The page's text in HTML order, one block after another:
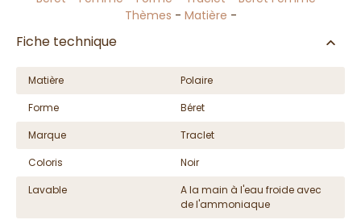
Thèmes - Matière -
Fiche technique
Matière
Polaire
Forme
Béret
Marque
Traclet
Coloris
Noir
Lavable
A la main à l'eau froide avec
de l'ammoniaque